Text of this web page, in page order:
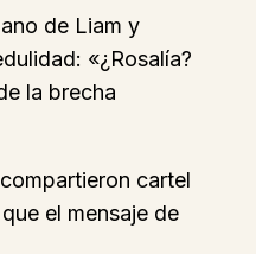
de Liam y
«¿Rosalía?
la brecha
cartel
el mensaje de